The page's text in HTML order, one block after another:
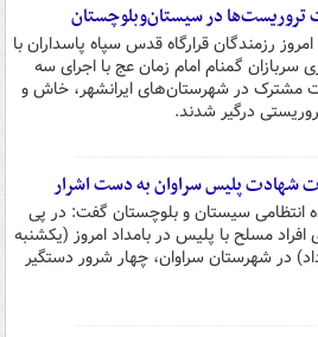
‌تروریست‌ها در سیستان‌وبلوچستان
امروز رزمندگان قرارگاه قدس سپاه پاسداران با
سربازان گمنام امام‌ زمان عج با اجرای سه
مشترک در شهرستان‌های ایرانشهر، خاش و
درگیر شدند.
شهادت پلیس سراوان به دست اشرار
انتظامی سیستان و بلوچستان گفت: در پی
افراد مسلح با پلیس در بامداد امروز (یکشنبه
در شهرستان سراوان، چهار شرور دستگیر